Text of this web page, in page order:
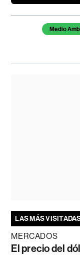
Temas de este
Medio
LAS MÁS
MERCADOS
El precio del